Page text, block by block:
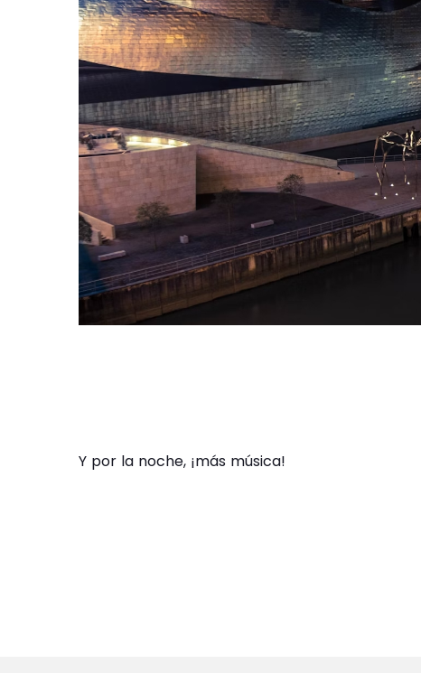
Y por la noche, ¡más música!